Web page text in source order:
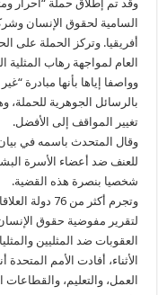
وقد تم إطلاق حملة “أحرار
السامية لحقوق الإنسان
أفريقيا. وتركز الحملة على
العام لمواجهة رهاب المثلية
وواصفا إياها بأنها مبادرة
بالرسائل الجوهرية
تغيير المواقف إلى الأفضل.
وقال المتحدث باسمه في بيان
للعنف ضد أعضاء الأسرة
شخصيا بنصرة هذه القضية.
وتجرم أكثر من
العقوبات ضد المثليين
الأثناء، أفادت الأمم
العمل، والتعليم،